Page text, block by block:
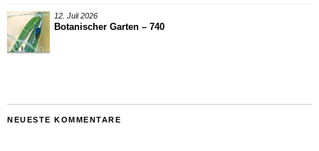
12. Juli 2026
Botanischer Garten – 740
NEUESTE KOMMENTARE